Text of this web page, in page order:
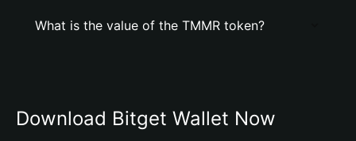
What is the value of the TMMR token?
Download Bitget Wallet Now